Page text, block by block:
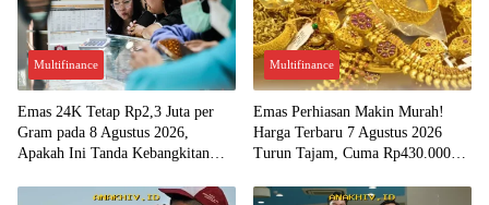
Multifinance
Emas 24K Tetap Rp2,3 Juta per
Gram pada 8 Agustus 2026,
Apakah Ini Tanda Kebangkitan
Multifinance
Emas Perhiasan Makin Murah!
Harga Terbaru 7 Agustus 2026
Turun Tajam, Cuma Rp430.000